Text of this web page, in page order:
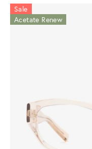
Sale
Acetate Renew